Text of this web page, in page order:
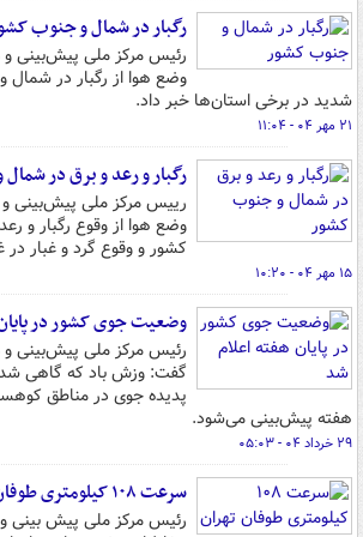
رگبار در شمال و جنوب
رئیس مرکز ملی پیش‌بینی
وضع هوا از رگبار در
شدید در برخی استان‌ها خبر داد.
۲۱ مهر ۰۴ - ۱۱:۰۴
رگبار و رعد و برق در
رییس مرکز ملی پیش‌بینی
وضع هوا از وقوع رگبار و
کشور و وقوع گرد و غبار در
۱۵ مهر ۰۴ - ۱۰:۲۰
وضعیت جوی کشور در
رئیس مرکز ملی پیش‌بینی
گفت: وزش باد که گاهی
پدیده جوی در مناطق
هفته پیش‌بینی می‌شود.
۲۹ خرداد ۰۴ - ۰۵:۰۳
سرعت ۱۰۸ کیلومتری طوفان تهران
رئیس مرکز ملی پیش بینی